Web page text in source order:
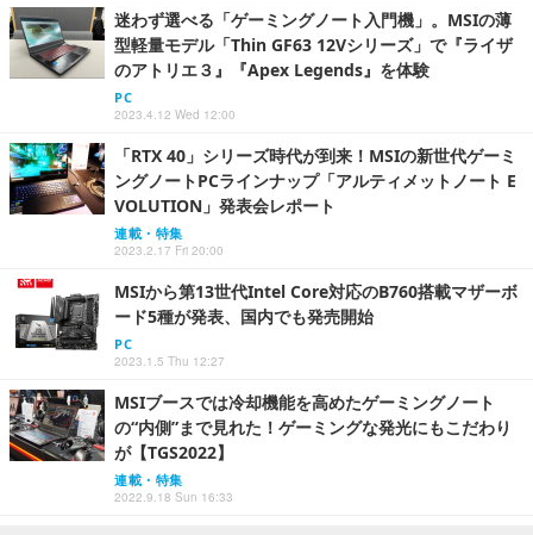
迷わず選べる「ゲーミングノート入門機」。MSIの薄
型軽量モデル「Thin GF63 12Vシリーズ」で『ライザ
のアトリエ３』『Apex Legends』を体験
PC
2023.4.12 Wed 12:00
「RTX 40」シリーズ時代が到来！MSIの新世代ゲーミ
ングノートPCラインナップ「アルティメットノート E
VOLUTION」発表会レポート
連載・特集
2023.2.17 Fri 20:00
MSIから第13世代Intel Core対応のB760搭載マザーボ
ード5種が発表、国内でも発売開始
PC
2023.1.5 Thu 12:27
MSIブースでは冷却機能を高めたゲーミングノート
の“内側”まで見れた！ゲーミングな発光にもこだわり
が【TGS2022】
連載・特集
2022.9.18 Sun 16:33